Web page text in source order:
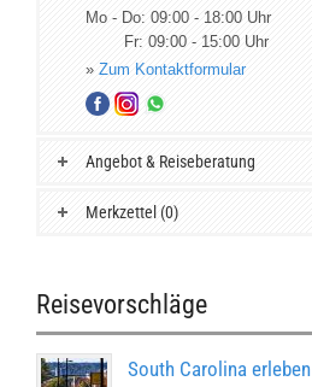
Mo - Do: 09:00 - 18:00 Uhr
Fr: 09:00 - 15:00 Uhr
» Zum Kontaktformular
Angebot & Reiseberatung
Merkzettel (0)
Reisevorschläge
South Carolina erleben